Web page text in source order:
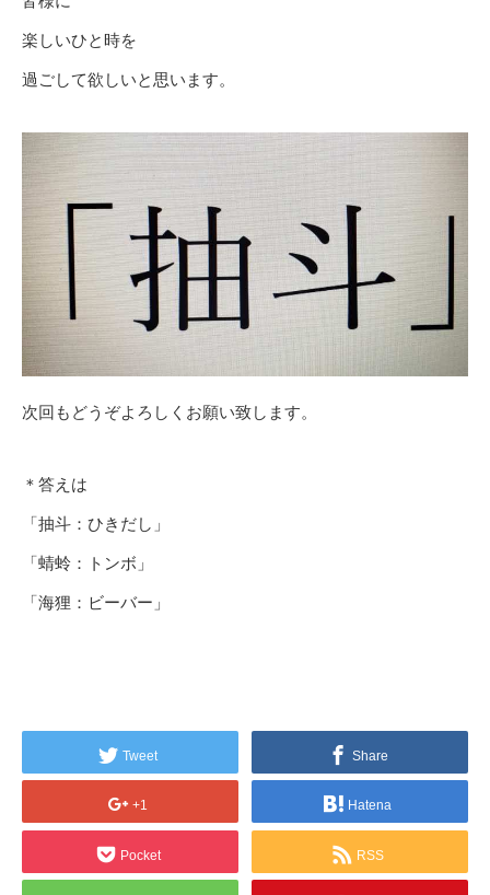
楽しいひと時を
過ごして欲しいと思います。
次回もどうぞよろしくお願い致します。
＊答えは
「抽斗：ひきだし」
「蜻蛉：トンボ」
「海狸：ビーバー」
Tweet Share
+1 Hatena
Pocket RSS